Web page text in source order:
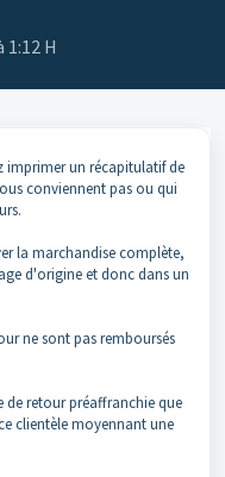
H
imprimer un récapitulatif de
conviennent pas ou qui
la marchandise complète,
d'origine et donc dans un
ne sont pas remboursés
de retour préaffranchie que
clientèle moyennant une